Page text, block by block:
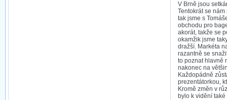
V Brně jsou
Tentokrát se
tak jsme s
obchodu pro
akorát, takže se
okamžik jsme
dražší. Markéta
razantně se
to poznat hlavně
nakonec na
Každopádně
prezentátorkou,
Kromě změn v
bylo k vidění